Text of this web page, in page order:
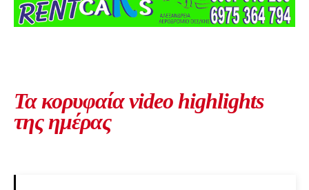
Τα κορυφαία video highlights
της ημέρας